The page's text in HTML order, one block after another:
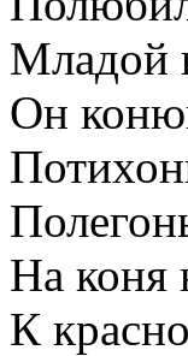
Младой
Он
На коня
К